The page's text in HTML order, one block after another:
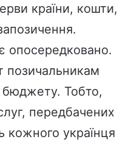
країни, кошти,
опосередковано.
позичальникам
Тобто,
передбачених
кожного українця